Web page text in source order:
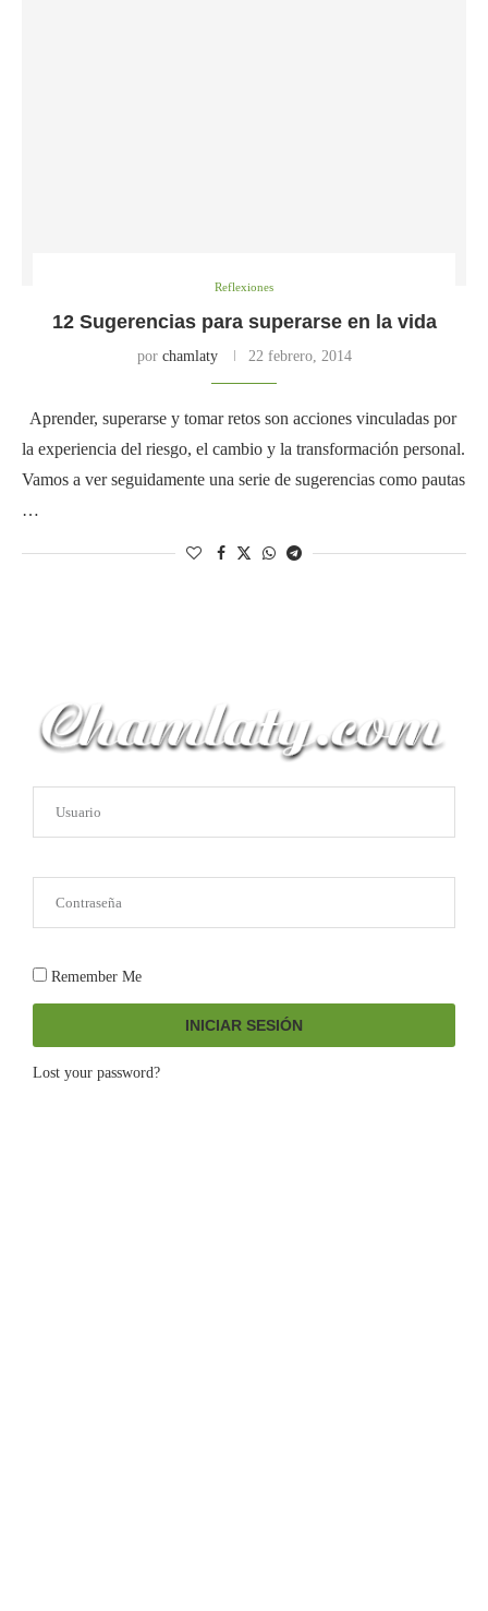
Reflexiones
12 Sugerencias para superarse en la vida
por chamlaty 22 febrero, 2014
Aprender, superarse y tomar retos son acciones vinculadas por
la experiencia del riesgo, el cambio y la transformación personal.
Vamos a ver seguidamente una serie de sugerencias como pautas
…
Remember Me
INICIAR SESIÓN
Lost your password?